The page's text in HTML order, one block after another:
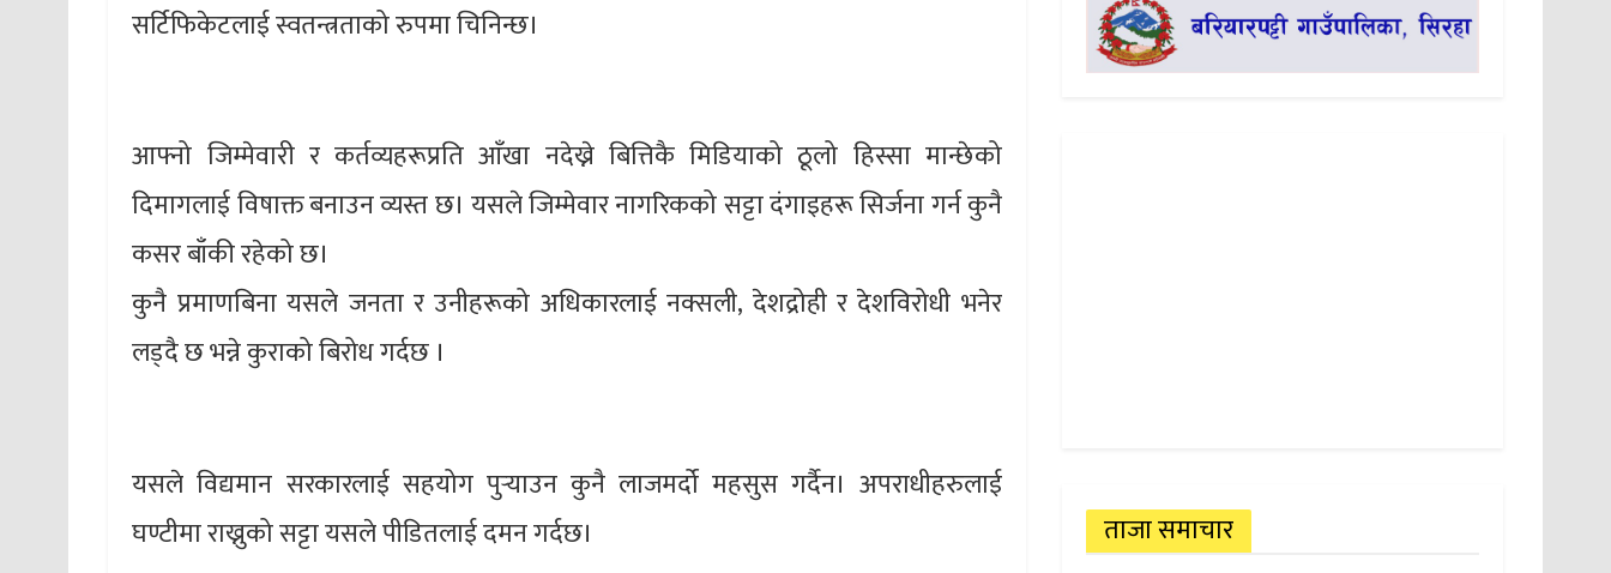
सर्टिफिकेटलाई स्वतन्त्रताको रुपमा चिनिन्छ।
आफ्नो जिम्मेवारी र कर्तव्यहरूप्रति आँखा नदेख्ने बित्तिकै मिडियाको ठूलो हिस्सा मान्छेको
दिमागलाई विषाक्त बनाउन व्यस्त छ। यसले जिम्मेवार नागरिकको सट्टा दंगाइहरू सिर्जना गर्न कुनै
कसर बाँकी रहेको छ।
कुनै प्रमाणबिना यसले जनता र उनीहरूको अधिकारलाई नक्सली, देशद्रोही र देशविरोधी भनेर
लड्दै छ भन्ने कुराको बिरोध गर्दछ ।
यसले विद्यमान सरकारलाई सहयोग पुर्‍याउन कुनै लाजमर्दो महसुस गर्दैन। अपराधीहरुलाई
घण्टीमा राख्नुको सट्टा यसले पीडितलाई दमन गर्दछ।
ताजा समाचार